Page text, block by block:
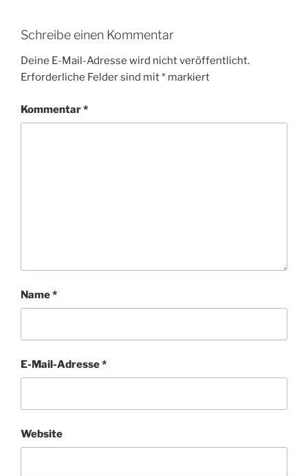
Schreibe einen Kommentar
Deine E-Mail-Adresse wird nicht veröffentlicht.
Erforderliche Felder sind mit* markiert
Kommentar*
Name*
E-Mail-Adresse*
Website